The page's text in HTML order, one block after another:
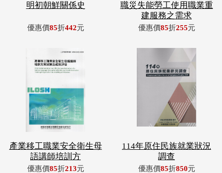
明初朝鮮關係史
優惠價85折442元
職災失能勞工使用職業重
建服務之需求
優惠價85折255元
產業移工職業安全衛生母
語講師培訓方
優惠價85折213元
114年原住民族就業狀況
調查
優惠價85折850元